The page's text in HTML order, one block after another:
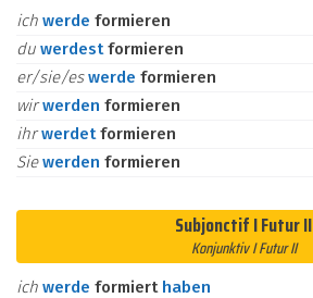
ich werde formieren
du werdestformieren
er/sie/eswerde formieren
wirwerden formieren
ihrwerdetformieren
Siewerden formieren
Subjonctif I Futur II
Konjunktiv I Futur II
ich werde formiert haben